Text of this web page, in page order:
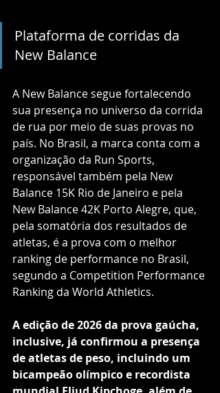
Plataforma de corridas da
New Balance
A New Balance segue fortalecendo
sua presença no universo da corrida
de rua por meio de suas provas no
país. No Brasil, a marca conta com a
organização da Run Sports,
responsável também pela New
Balance 15K Rio de Janeiro e pela
New Balance 42K Porto Alegre, que,
pela somatória dos resultados de
atletas, é a prova com o melhor
ranking de performance no Brasil,
segundo a Competition Performance
Ranking da World Athletics.
A edição de 2026 da prova gaúcha,
inclusive, já confirmou a presença
de atletas de peso, incluindo um
bicampeão olímpico e recordista